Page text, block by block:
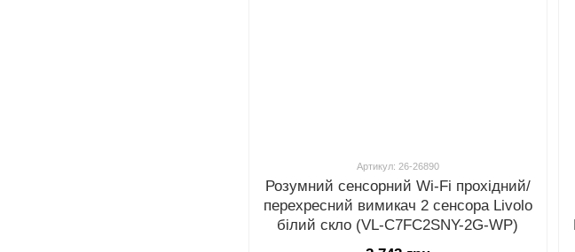
Артикул: 26-26890
Розумний сенсорний Wi-Fi прохідний/
перехресний вимикач 2 сенсора Livolo
білий скло (VL-C7FC2SNY-2G-WP)